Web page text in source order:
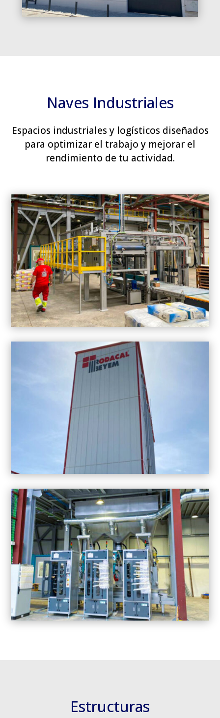
Naves Industriales
Espacios industriales y logísticos diseñados
para optimizar el trabajo y mejorar el
rendimiento de tu actividad.
Estructuras